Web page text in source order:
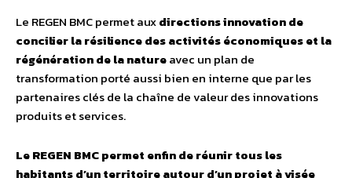
Le REGEN BMC permet auxdirections innovation de
concilier la résilience des activités économiques et la
régénération de la natureavec un plan de
transformation porté aussi bien en interne que par les
partenaires clés de la chaîne de valeur des innovations
produits et services.
Le REGEN BMC permet enfin de réunir tous les
habitants d’un territoire autour d’un projet à visée